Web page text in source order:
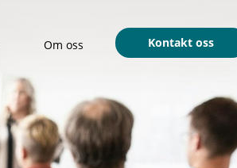
Om oss
Show submenu for Om oss
Kontakt oss